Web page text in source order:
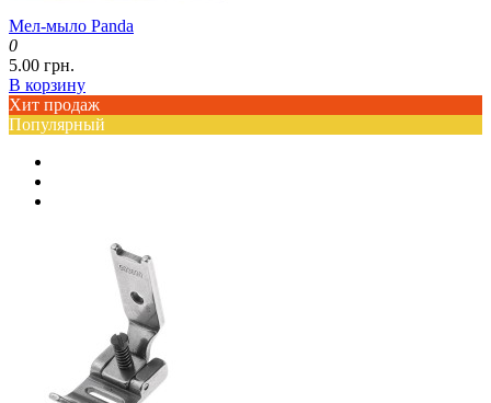
Мел-мыло Panda
0
5.00 грн.
В корзину
Хит продаж
Популярный